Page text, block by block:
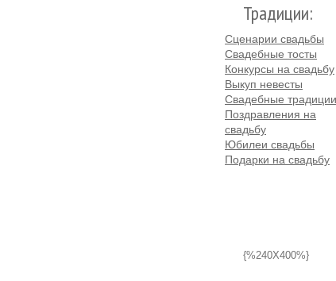
Традиции:
Сценарии свадьбы
Свадебные тосты
Конкурсы на свадьбу
Выкуп невесты
Свадебные традиции
Поздравления на
свадьбу
Юбилеи свадьбы
Подарки на свадьбу
{%240X400%}